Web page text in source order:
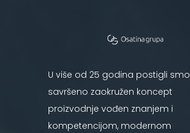
U više od 25 godina postigli smo
savršeno zaokružen koncept
proizvodnje vođen znanjem i
kompetencijom, modernom